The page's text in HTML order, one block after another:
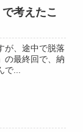
考えたこ
が、途中で脱落
の最終回で、納
...